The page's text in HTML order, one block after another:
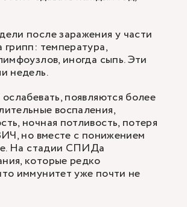
после заражения у части
температура,
иногда сыпь. Эти
недель.
появляются более
воспаления,
ночная потливость, потеря
но вместе с понижением
На стадии СПИДа
которые редко
иммунитет уже почти не